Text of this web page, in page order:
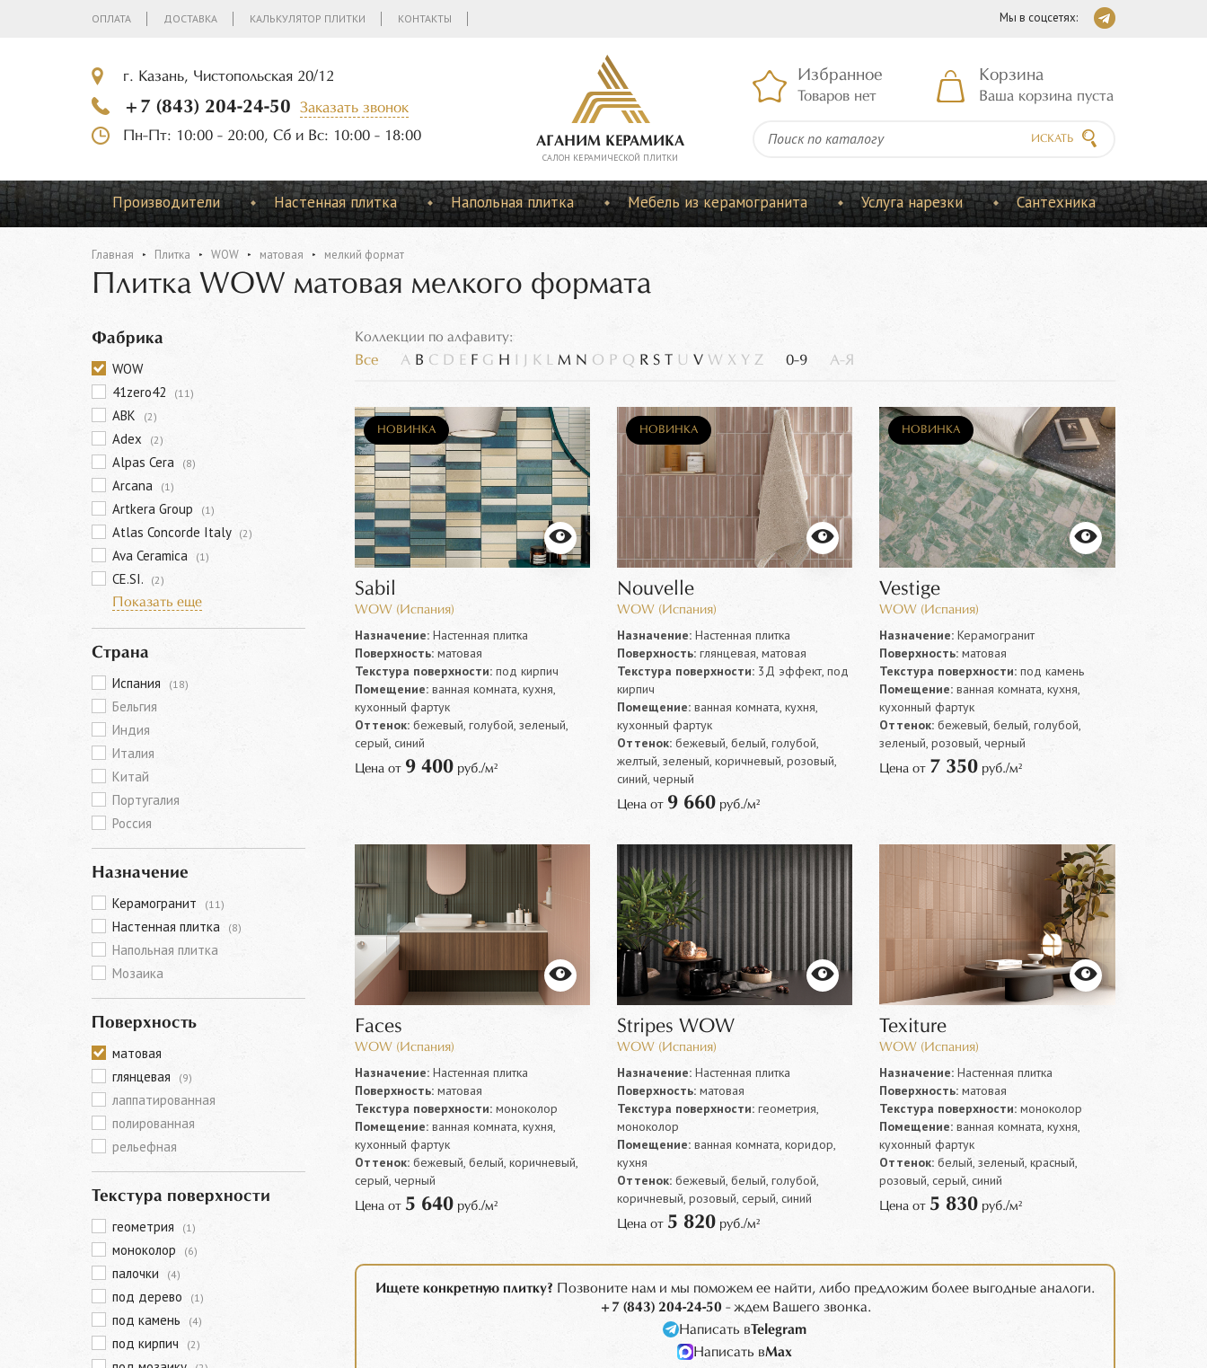
ОПЛАТА ДОСТАВКА КАЛЬКУЛЯТОР ПЛИТКИ КОНТАКТЫ Мы в соцсетях:
г. Казань, Чистопольская 20/12
+7 (843) 204-24-50
Заказать звонок
Пн-Пт: 10:00 - 20:00, Сб и Вс: 10:00 - 18:00
АГАНИМ КЕРАМИКА
CАЛОН КЕРАМИЧЕСКОЙ ПЛИТКИ
Избранное
Товаров нет
Корзина
Ваша корзина пуста
ИСКАТЬ
Производители Настенная плитка Напольная плитка Мебель из керамогранита Услуга нарезки Сантехника
Главная Плитка WOW матовая мелкий формат
Плитка WOW матовая мелкого формата
Фабрика
WOW
41zero42
(11)
ABK (2)
Adex (2)
Alpas Cera (8)
Arcana (1)
Artkera Group (1)
Atlas Concorde Italy (2)
Ava Ceramica (1)
CE.SI.
(2)
Показать еще
Страна
Испания (18)
Бельгия
Индия
Италия
Китай
Португалия
Россия
Назначение
Керамогранит (11)
Настенная плитка (8)
Напольная плитка
Мозаика
Поверхность
матовая
глянцевая
(9)
лаппатированная
полированная
рельефная
Текстура поверхности
геометрия (1)
моноколор (6)
палочки (4)
под дерево (1)
под камень (4)
под кирпич (2)
Коллекции по алфавиту:
Все A B C D E F G H K L M N O P Q R S T U V W X Y Z 0-9 А-Я
НОВИНКА
Sabil
WOW (Испания)
Назначение:Настенная плитка
Поверхность:матовая
Текстура поверхности:под кирпич
Помещение:ванная комната, кухня,
кухонный фартук
Оттенок:бежевый, голубой, зеленый,
серый, синий
Цена от 9 400руб./м²
НОВИНКА
Nouvelle
WOW (Испания)
Назначение:Настенная плитка
Поверхность:глянцевая, матовая
Текстура поверхности:3Д эффект, под
кирпич
Помещение:ванная комната, кухня,
кухонный фартук
Оттенок:бежевый, белый, голубой,
желтый, зеленый, коричневый, розовый,
синий, черный
Цена от 9 660руб./м²
НОВИНКА
Vestige
WOW (Испания)
Назначение: Керамогранит
Поверхность: матовая
Текстура поверхности: под камень
Помещение: ванная комната, кухня,
кухонный фартук
Оттенок: бежевый, белый, голубой,
зеленый, розовый, черный
Цена от 7 350 руб./м²
Faces
WOW (Испания)
Назначение:Настенная плитка
Поверхность:матовая
Текстура поверхности:моноколор
Помещение:ванная комната, кухня,
кухонный фартук
Оттенок:бежевый, белый, коричневый,
серый, черный
Цена от 5 640руб./м²
Stripes WOW
WOW (Испания)
Назначение:Настенная плитка
Поверхность:матовая
Текстура поверхности:геометрия,
моноколор
Помещение:ванная комната, коридор,
кухня
Оттенок:бежевый, белый, голубой,
коричневый, розовый, серый, синий
Цена от 5 820руб./м²
Texiture
WOW (Испания)
Назначение: Настенная плитка
Поверхность: матовая
Текстура поверхности: моноколор
Помещение: ванная комната, кухня,
кухонный фартук
Оттенок: белый, зеленый, красный,
розовый, серый, синий
Цена от 5 830 руб./м²
Ищете конкретную плитку? Позвоните нам и мы поможем ее найти, либо предложим более выгодные аналоги.
+7 (843) 204-24-50 - ждем Вашего звонка.
Написать вTelegram
Написать вMax